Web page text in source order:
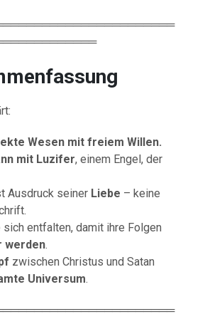
Wesen mit freiem Willen.
mit Luzifer, einem Engel, der
Ausdruck seiner Liebe – keine
entfalten, damit ihre Folgen
werden.
zwischen Christus und Satan
Universum.